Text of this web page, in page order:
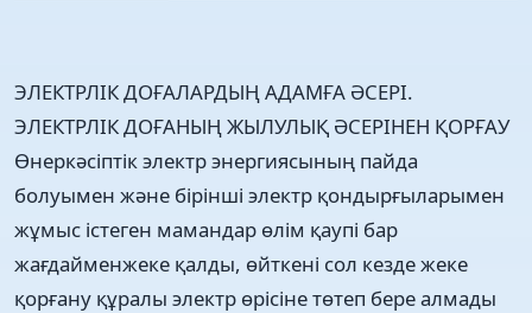
ЭЛЕКТРЛІК ДОҒАЛАРДЫҢ АДАМҒА ӘСЕРІ.
ЭЛЕКТРЛІК ДОҒАНЫҢ ЖЫЛУЛЫҚ ӘСЕРІНЕН ҚОРҒАУ
Өнеркәсiптiк электр энергиясының пайда
болуымен және бiрiншi электр қондырғыларымен
жұмыс істеген мамандар өлiм қаупi бар
жағдайменжеке қалды, өйткенi сол кезде жеке
қорғану құралы электр өрiсiне төтеп бере алмады